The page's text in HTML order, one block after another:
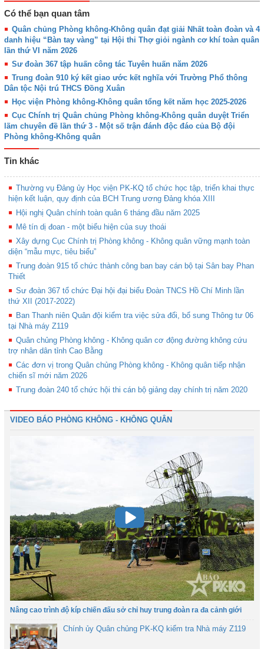
Có thể bạn quan tâm
Quân chủng Phòng không-Không quân đạt giải Nhất toàn đoàn và 4
danh hiệu “Bàn tay vàng” tại Hội thi Thợ giỏi ngành cơ khí toàn quân
lần thứ VI năm 2026
Sư đoàn 367 tập huấn công tác Tuyên huấn năm 2026
Trung đoàn 910 ký kết giao ước kết nghĩa với Trường Phổ thông
Dân tộc Nội trú THCS Đồng Xuân
Học viện Phòng không-Không quân tổng kết năm học 2025-2026
Cục Chính trị Quân chủng Phòng không-Không quân duyệt Triển
lãm chuyên đề lần thứ 3 - Một số trận đánh độc đáo của Bộ đội
Phòng không-Không quân
Tin khác
Thường vụ Đảng ủy Học viện PK-KQ tổ chức học tập, triển khai thực
hiện kết luận, quy định của BCH Trung ương Đảng khóa XIII
Hội nghị Quân chính toàn quân 6 tháng đầu năm 2025
Mê tín dị đoan - một biểu hiện của suy thoái
Xây dựng Cục Chính trị Phòng không - Không quân vững mạnh toàn
diện “mẫu mực, tiêu biểu”
Trung đoàn 915 tổ chức thành công ban bay cán bộ tại Sân bay Phan
Thiết
Sư đoàn 367 tổ chức Đại hội đại biểu Đoàn TNCS Hồ Chí Minh lần
thứ XII (2017-2022)
Ban Thanh niên Quân đội kiểm tra việc sửa đổi, bổ sung Thông tư 06
tại Nhà máy Z119
Quân chủng Phòng không - Không quân cơ động đường không cứu
trợ nhân dân tỉnh Cao Bằng
Các đơn vị trong Quân chủng Phòng không - Không quân tiếp nhận
chiến sĩ mới năm 2026
Trung đoàn 240 tổ chức hội thi cán bộ giảng dạy chính trị năm 2020
VIDEO BÁO PHÒNG KHÔNG - KHÔNG QUÂN
Nâng cao trình độ kíp chiến đấu sở chỉ huy trung đoàn ra đa cảnh giới
Chính ủy Quân chủng PK-KQ kiểm tra Nhà máy Z119